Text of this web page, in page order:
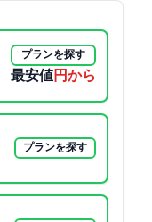
プランを探す
最安値6600円から
プランを探す